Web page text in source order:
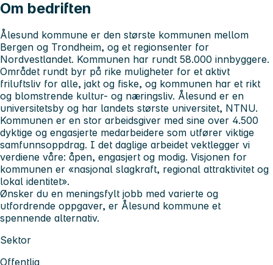
Om bedriften
Ålesund kommune er den største kommunen mellom
Bergen og Trondheim, og et regionsenter for
Nordvestlandet. Kommunen har rundt 58.000 innbyggere.
Området rundt byr på rike muligheter for et aktivt
friluftsliv for alle, jakt og fiske, og kommunen har et rikt
og blomstrende kultur- og næringsliv. Ålesund er en
universitetsby og har landets største universitet, NTNU.
Kommunen er en stor arbeidsgiver med sine over 4.500
dyktige og engasjerte medarbeidere som utfører viktige
samfunnsoppdrag. I det daglige arbeidet vektlegger vi
verdiene våre: åpen, engasjert og modig. Visjonen for
kommunen er «nasjonal slagkraft, regional attraktivitet og
lokal identitet».
Ønsker du en meningsfylt jobb med varierte og
utfordrende oppgaver, er Ålesund kommune et
spennende alternativ.
Sektor
Offentlig